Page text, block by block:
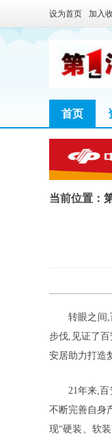
设为首页 加入
首页
当前位置：
转眼之间,
步伐,见证了
安居助力打造
21年来,
不断完善自身
现“硬装、软